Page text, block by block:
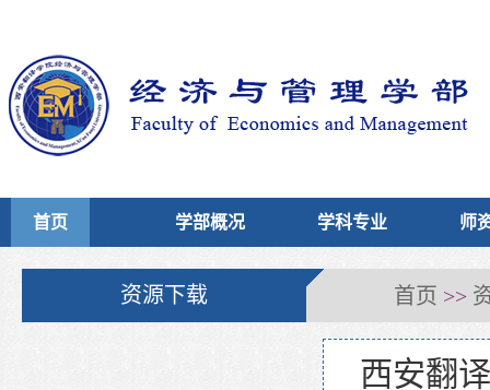
首页 学部概况 学科专业 师
资源下载 首页 >>
西安翻